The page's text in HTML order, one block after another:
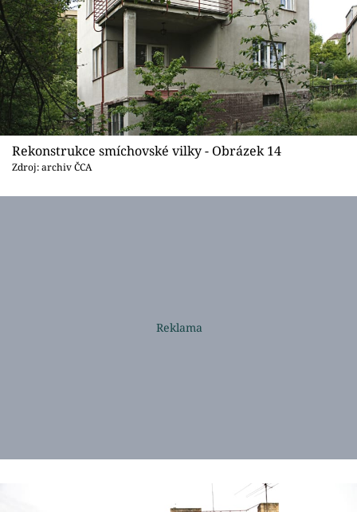
Rekonstrukce smíchovské vilky - Obrázek 14
Zdroj: archiv ČCA